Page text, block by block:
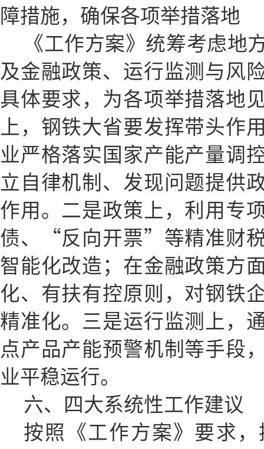
障措施，确保各项举措落地
《工作方案》统筹考虑地
及金融政策、运行监测与风
具体要求，为各项举措落地
上，钢铁大省要发挥带头作
业严格落实国家产能产量调
立自律机制、发现问题提供
作用。二是政策上，利用专
债、“反向开票”等精准财
智能化改造；在金融政策方
化、有扶有控原则，对钢铁
精准化。三是运行监测上，
点产品产能预警机制等手段
业平稳运行。
六、四大系统性工作建议
按照《工作方案》要求